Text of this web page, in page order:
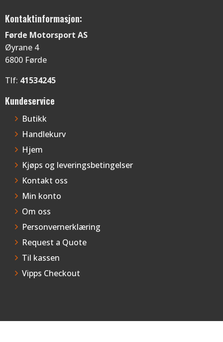
Kontaktinformasjon:
Førde Motorsport AS
Øyrane 4
6800 Førde
Tlf: 41534245
Kundeservice
Butikk
Handlekurv
Hjem
Kjøps og leveringsbetingelser
Kontakt oss
Min konto
Om oss
Personvernerklæring
Request a Quote
Til kassen
Vipps Checkout